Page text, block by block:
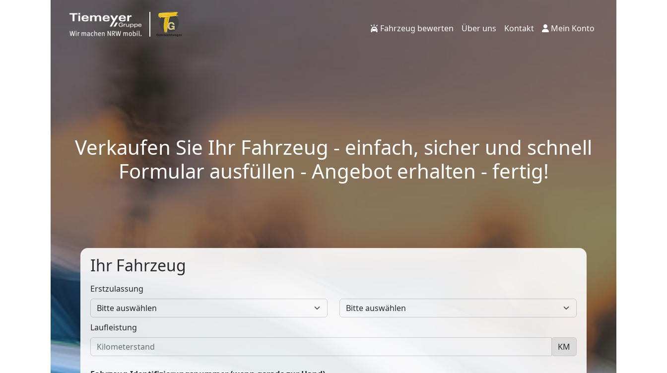
Fahrzeug bewerten Über uns Kontakt Mein Konto
Verkaufen Sie Ihr Fahrzeug - einfach, sicher und schnell
Formular ausfüllen - Angebot erhalten - fertig!
Ihr Fahrzeug
Erstzulassung
Laufleistung
KM